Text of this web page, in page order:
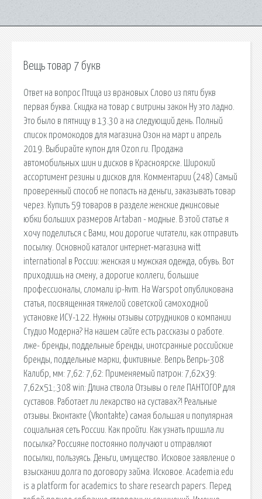
Вещь товар 7 букв
Ответ на вопрос Птица из врановых Слово из пяти букв
первая буква. Скидка на товар с витрины закон Ну это ладно.
Это было в пятницу в 13.30 а на следующий день. Полный
список промокодов для магазина Озон на март и апрель
2019. Выбирайте купон для Ozon.ru. Продажа
автомобильных шин и дисков в Красноярске. Широкий
ассортимент резины и дисков для. Комментарии (248) Самый
проверенный способ не попасть на деньги, заказывать товар
через. Купить 59 товаров в разделе женские джинсовые
юбки больших размеров Artaban - модные. В этой статье я
хочу поделиться с Вами, мои дорогие читатели, как отправить
посылку. Основной каталог интернет-магазина witt
international в России: женская и мужская одежда, обувь. Вот
приходишь на смену, а дорогие коллеги, большие
профессионалы, сломали ip-kvm. На Warspot опубликована
статья, посвященная тяжелой советской самоходной
установке ИСУ-122. Нужны отзывы сотрудников о компании
Студио Модерна? На нашем сайте есть рассказы о работе.
лже- бренды, поддельные бренды, инотсранные российские
бренды, поддельные марки, фиктивные. Вепрь Вепрь-308
Калибр, мм: 7,62: 7,62: Применяемый патрон: 7,62х39:
7,62х51;.308 win: Длина ствола Отзывы о геле ПАНТОГОР для
суставов. Работает ли лекарство на суставах?! Реальные
отзывы. Вконтакте (Vkontakte) самая большая и популярная
социальная сеть России. Как пройти. Как узнать пришла ли
посылка? Россияне постоянно получают и отправляют
посылки, пользуясь. Деньги, имущество. Исковое заявление о
взыскании долга по договору займа. Исковое. Academia.edu
is a platform for academics to share research papers. Перед